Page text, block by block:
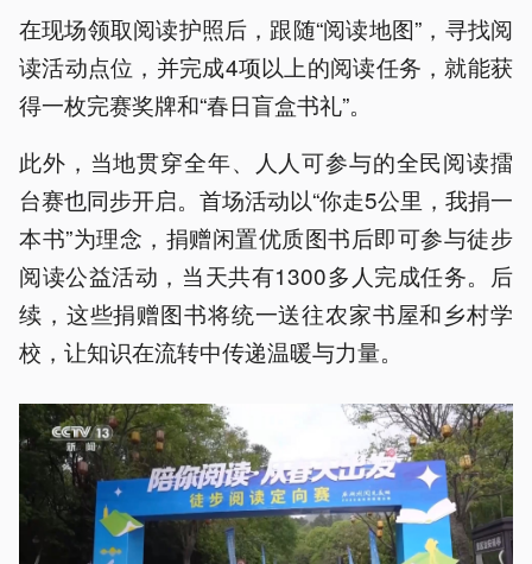
在现场领取阅读护照后，跟随“阅读地图”，寻找阅
读活动点位，并完成4项以上的阅读任务，就能获
得一枚完赛奖牌和“春日盲盒书礼”。
此外，当地贯穿全年、人人可参与的全民阅读擂
台赛也同步开启。首场活动以“你走5公里，我捐一
本书”为理念，捐赠闲置优质图书后即可参与徒步
阅读公益活动，当天共有1300多人完成任务。后
续，这些捐赠图书将统一送往农家书屋和乡村学
校，让知识在流转中传递温暖与力量。